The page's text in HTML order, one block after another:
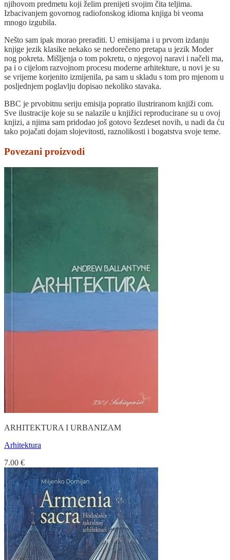
njihovom predmetu koji želim prenijeti svojim čita teljima.
Izbacivanjem govornog radiofonskog idioma knjiga bi veoma
mnogo izgubila.
Nešto sam ipak morao preraditi. U emisijama i u prvom izdanju
knjige jezik klasike nekako se nedorečeno pretapa u jezik Moder
nog pokreta. Mišljenja o tom pokretu, o njegovoj naravi i načeli ma,
pa i o cijelom razvojnom procesu moderne arhitekture, u novi je su
se vrijeme korjenito izmijenila, pa sam u skladu s tom pro mjenom u
posljednjem poglavlju dopisao nekoliko stavaka.
BBC je prvobitnu seriju emisija popratio ilustriranom knjiži com.
Sve ilustracije koje su se nalazile u knjižici reproducirane su u ovoj
knjizi, a njima sam pridodao još gotovo šezdeset novih, u nadi da ću
tako pojačati dojam slojevitosti, raznolikosti i bogatstva svoje teme.
Povezani proizvodi
ARHITEKTURA I URBANIZAM
Arhitektura
7.00 €